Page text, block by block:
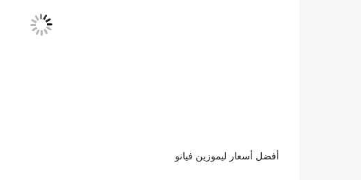
أفضل أسعار ليموزين فيانو